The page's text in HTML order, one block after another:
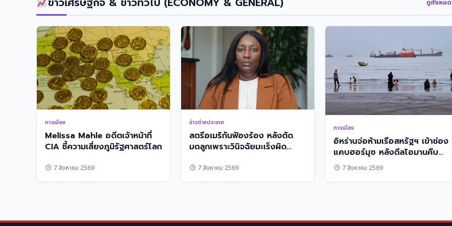
ดูทั้งหม
การเมือง
Melissa Mahle อดีตเจ้าหน้าที่
CIA ชี้ความเสี่ยงภูมิรัฐศาสตร์โลก
7 สิงหาคม 2569
ข่าวต่างประเทศ
สตรีอเมริกันฟ้องร้อง หลังตัด
มดลูกเพราะวินิจฉัยมะเร็งผิด
7 สิงหาคม 2569
การเมือง
อิหร่านจ่อห้ามเรือสหรัฐฯ เข้าช่อง
แคบฮอร์มุซ หลังดีลโอมานคืบ
หน้า7 สิงหาคม 2569